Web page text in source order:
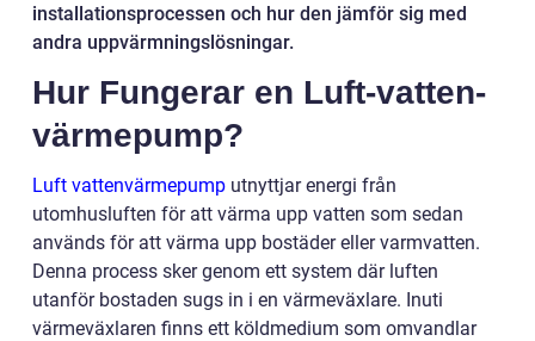
installationsprocessen och hur den jämför sig med
andra uppvärmningslösningar.
Hur Fungerar en Luft-vatten-
värmepump?
Luft vattenvärmepump utnyttjar energi från
utomhusluften för att värma upp vatten som sedan
används för att värma upp bostäder eller varmvatten.
Denna process sker genom ett system där luften
utanför bostaden sugs in i en värmeväxlare. Inuti
värmeväxlaren finns ett köldmedium som omvandlar